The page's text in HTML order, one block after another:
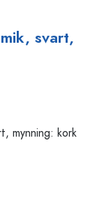
svart,